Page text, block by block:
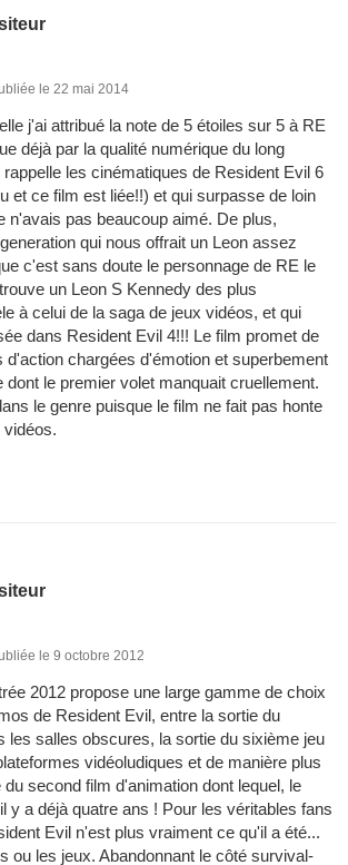
le 22 mai 2014
j'ai attribué la note de 5 étoiles sur 5 à RE
déjà par la qualité numérique du long
les cinématiques de Resident Evil 6
et ce film est liée!!) et qui surpasse de loin
n'avais pas beaucoup aimé. De plus,
qui nous offrait un Leon assez
c'est sans doute le personnage de RE le
un Leon S Kennedy des plus
à celui de la saga de jeux vidéos, et qui
dans Resident Evil 4!!! Le film promet de
chargées d'émotion et superbement
le premier volet manquait cruellement.
le genre puisque le film ne fait pas honte
le 9 octobre 2012
2012 propose une large gamme de choix
de Resident Evil, entre la sortie du
les salles obscures, la sortie du sixième jeu
vidéoludiques et de manière plus
second film d'animation dont lequel, le
y a déjà quatre ans ! Pour les véritables fans
Evil n'est plus vraiment ce qu'il a été...
ou les jeux. Abandonnant le côté survival-